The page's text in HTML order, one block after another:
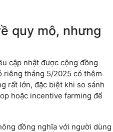
quy mô, nhưng
cập nhật được cộng đồng
riêng tháng 5/2025 có thêm
rất lớn, đặc biệt khi so sánh
hoặc incentive farming để
đồng nghĩa với người dùng